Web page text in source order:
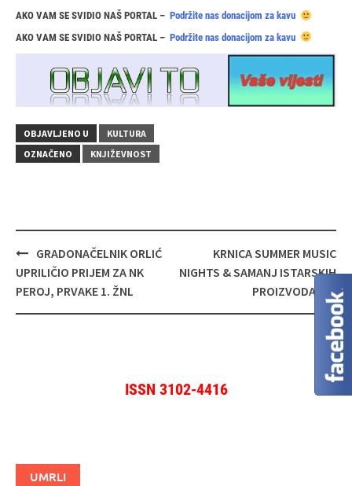
AKO VAM SE SVIDIO NAŠ PORTAL – Podržite nas donacijom za kavu
AKO VAM SE SVIDIO NAŠ PORTAL – Podržite nas donacijom za kavu
OBJAVLJENO U
KULTURA
OZNAČENO
KNJIŽEVNOST
Navigacija
objava
GRADONAČELNIK ORLIĆ
UPRILIČIO PRIJEM ZA NK
PEROJ, PRVAKE 1. ŽNL
KRNICA SUMMER MUSIC
NIGHTS & SAMANJ ISTARSKIH
PROIZVODA
ISSN 3102-4416
UMRLI